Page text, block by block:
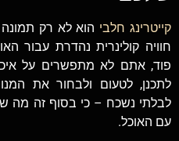
קייטרינג חלבי הוא לא רק
חוויה קולינרית נהדרת עבור
פוד, אתם לא מתפשרים על
לתכנן, לטעום ולבחור את
לבלתי נשכח – כי בסוף זה מה
עם האוכל.